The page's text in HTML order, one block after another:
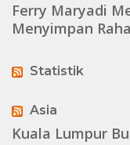
Ferry Maryadi
Menyimpan
Statistik
Asia
Kuala Lumpur